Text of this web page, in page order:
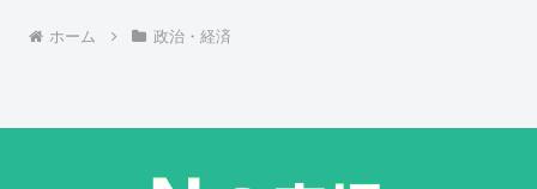
ホーム 政治・経済